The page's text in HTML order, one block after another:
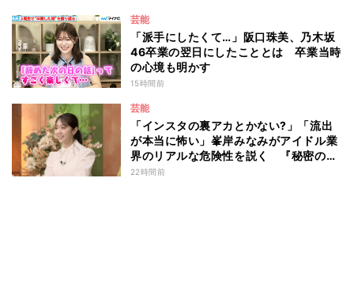
芸能
「派手にしたくて…」阪口珠美、乃木坂
46卒業の翌日にしたこととは 卒業当時
の心境も明かす
15時間前
芸能
「インスタの裏アカとかない?」「流出
が本当に怖い」峯岸みなみがアイドル業
界のリアルな危険性を説く 『秘密のマ
マ園』特別編
22時間前